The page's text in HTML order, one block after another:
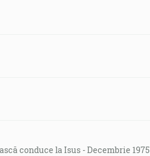
conduce la Isus - Decembrie 1975